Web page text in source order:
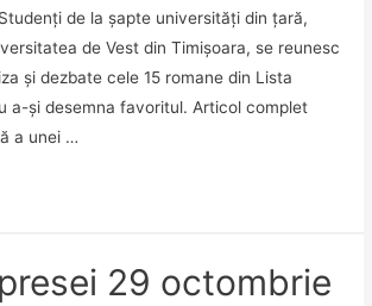
de la șapte universități din țară,
de Vest din Timișoara, se reunesc
și dezbate cele 15 romane din Lista
a-și desemna favoritul. Articol complet
a unei …
29 octombrie